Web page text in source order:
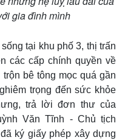
gia đình mình
tại khu phố 3, thị trấn
các cấp chính quyền về
bê tông mọc quá gần
trọng đến sức khỏe
trả lời đơn thư của
Văn Tĩnh - Chủ tịch
ký giấy phép xây dựng